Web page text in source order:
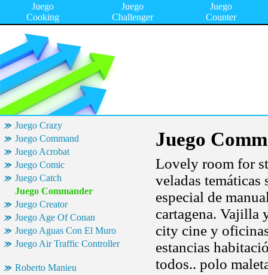
Juego
Cooking
Juego
Challenger
Juego
Counter
Juego Crazy
Juego Command
Juego Acrobat
Juego Comic
Juego Catch
Juego Commander
Juego Creator
Juego Age Of Conan
Juego Aguas Con El Muro
Juego Air Traffic Controller
Roberto Manieu
Juego
Lovely room for
veladas temáticas
especial de
cartagena. Vajilla
city cine y
estancias
todos.. polo